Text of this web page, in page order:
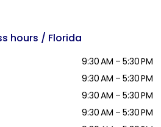
hours / Florida
9:30 AM – 5:30 PM
9:30 AM – 5:30 PM
9:30 AM – 5:30 PM
9:30 AM – 5:30 PM